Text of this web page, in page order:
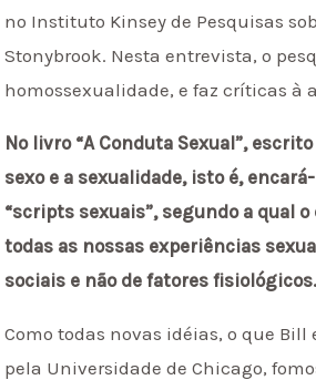
no Instituto Kinsey de Pesquisas
Stonybrook. Nesta entrevista, o
homossexualidade, e faz críticas à
No livro “A Conduta Sexual”,
sexo e a sexualidade, isto é,
“scripts sexuais”, segundo a qual
todas as nossas experiências
sociais e não de fatores
Como todas novas idéias, o que
pela Universidade de Chicago,